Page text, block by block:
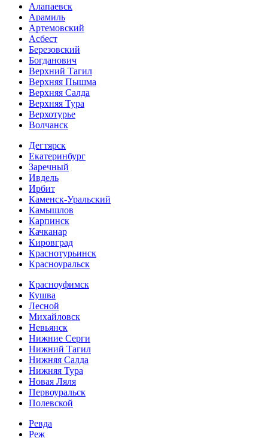
Алапаевск
Арамиль
Артемовский
Асбест
Березовский
Богданович
Верхний Тагил
Верхняя Пышма
Верхняя Салда
Верхняя Тура
Верхотурье
Волчанск
Дегтярск
Екатеринбург
Заречный
Ивдель
Ирбит
Каменск-Уральский
Камышлов
Карпинск
Качканар
Кировград
Краснотурьинск
Красноуральск
Красноуфимск
Кушва
Лесной
Михайловск
Невьянск
Нижние Серги
Нижний Тагил
Нижняя Салда
Нижняя Тура
Новая Ляля
Первоуральск
Полевской
Ревда
Реж